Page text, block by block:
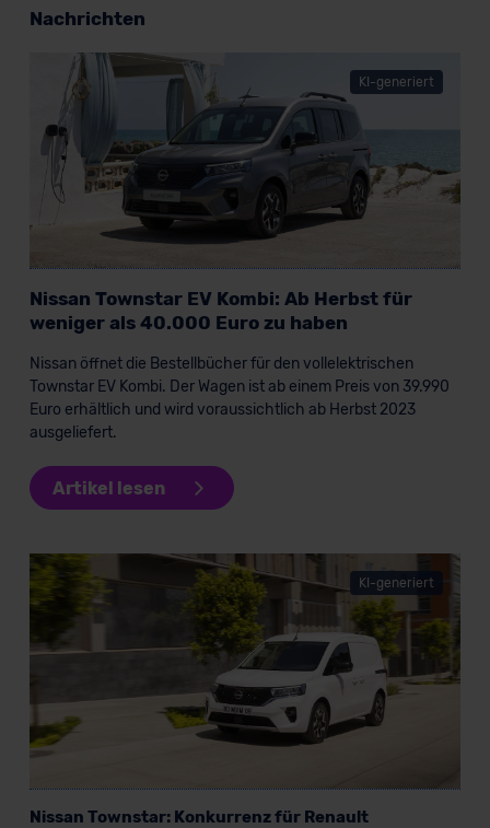
Kommission (Art. 45 Abs. 1 DSGVO), von
Standarddatenschutzklauseln (Art. 46 Abs. 2 lit. c
DSGVO) oder wenn Sie hierzu Ihre Einwilligung freiwillig
erteilen. Nähere Informationen zu den bestehenden
Datenschutzklauseln können Sie über den Kontakt zu
unserem Datenschutzbeauftragten unter
datenschutz@meinauto.de anfordern.
Datenschutzerklärung|Impressum
Nachrichten
KI-generiert
Nissan Townstar EV Kombi: Ab Herbst für
weniger als 40.000 Euro zu haben
Nissan öffnet die Bestellbücher für den vollelektrischen
Townstar EV Kombi. Der Wagen ist ab einem Preis von 39.990
Euro erhältlich und wird voraussichtlich ab Herbst 2023
ausgeliefert.
Artikel lesen
KI-generiert
Nissan Townstar: Konkurrenz für Renault